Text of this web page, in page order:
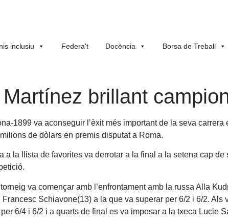
inclusiu Federa't Docència Borsa de Treball
brillant
1899 va aconseguir l’èxit més important de la seva
de dòlars en premis disputat a Roma.
a la llista de favorites va derrotar a la final a la setena cap
va començar amb l’enfrontament amb la russa Alla
Schiavone(13) a la que va superar per 6/2 i 6/2.
6/4 i 6/2 i a quarts de final es va imposar a la txeca Lucie